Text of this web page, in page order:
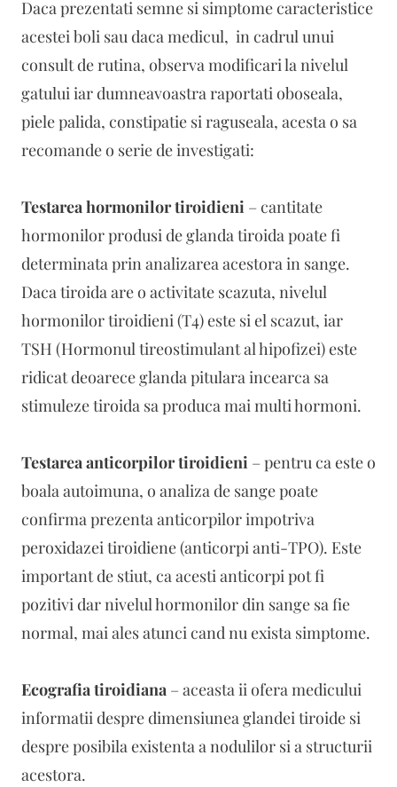
Daca prezentati semne si simptome caracteristice
acestei boli sau daca medicul, in cadrul unui
consult de rutina, observa modificari la nivelul
gatului iar dumneavoastra raportati oboseala,
piele palida, constipatie si raguseala, acesta o sa
recomande o serie de investigati:
Testarea hormonilor tiroidieni – cantitate
hormonilor produsi de glanda tiroida poate fi
determinata prin analizarea acestora in sange.
Daca tiroida are o activitate scazuta, nivelul
hormonilor tiroidieni (T4) este si el scazut, iar
TSH (Hormonul tireostimulant al hipofizei) este
ridicat deoarece glanda pitulara incearca sa
stimuleze tiroida sa produca mai multi hormoni.
Testarea anticorpilor tiroidieni – pentru ca este o
boala autoimuna, o analiza de sange poate
confirma prezenta anticorpilor impotriva
peroxidazei tiroidiene (anticorpi anti-TPO). Este
important de stiut, ca acesti anticorpi pot fi
pozitivi dar nivelul hormonilor din sange sa fie
normal, mai ales atunci cand nu exista simptome.
Ecografia tiroidiana – aceasta ii ofera medicului
informatii despre dimensiunea glandei tiroide si
despre posibila existenta a nodulilor si a structurii
acestora.